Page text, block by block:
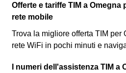
Offerte e tariffe TIM a Omegna
rete mobile
Trova la migliore offerta TIM per
rete WiFi in pochi minuti e
I numeri dell'assistenza TIM a